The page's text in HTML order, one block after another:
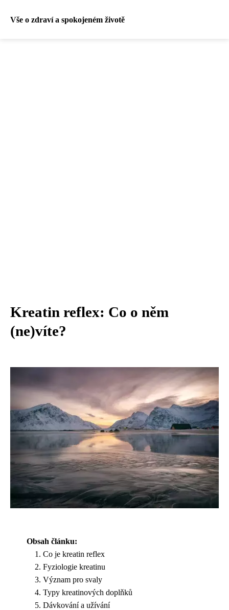
Vše o zdraví a spokojeném životě
Kreatin reflex: Co o něm
(ne)víte?
Obsah článku:
Co je kreatin reflex
Fyziologie kreatinu
Význam pro svaly
Typy kreatinových doplňků
Dávkování a užívání